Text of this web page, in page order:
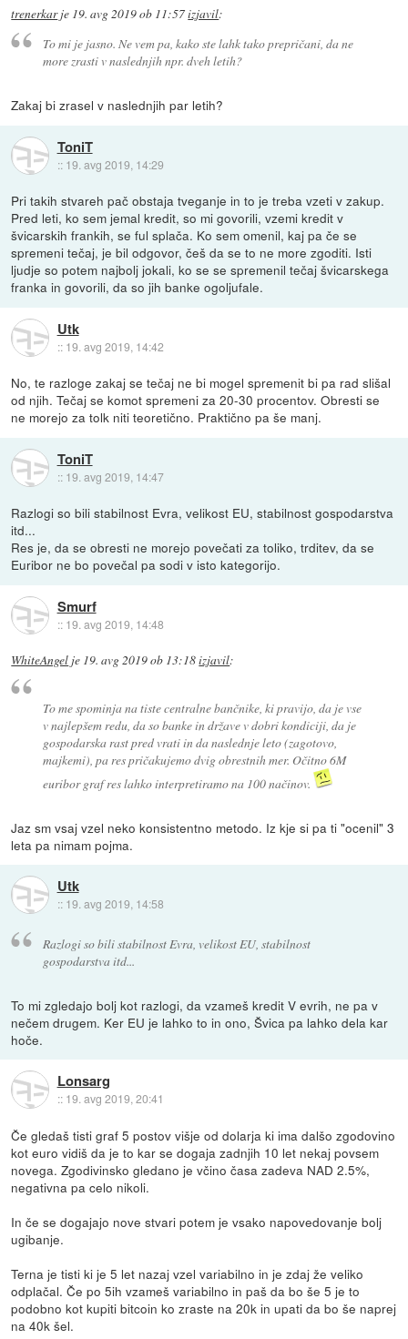
trenerkarje 19. avg 2019 ob 11:57izjavil:
To mi je jasno. Ne vem pa, kako ste lahk tako prepričani, da ne
more zrasti v naslednjih npr. dveh letih?
Zakaj bi zrasel v naslednjih par letih?
ToniT
:: 19. avg 2019, 14:29
Pri takih stvareh pač obstaja tveganje in to je treba vzeti v zakup.
Pred leti, ko sem jemal kredit, so mi govorili, vzemi kredit v
švicarskih frankih, se ful splača. Ko sem omenil, kaj pa če se
spremeni tečaj, je bil odgovor, češ da se to ne more zgoditi. Isti
ljudje so potem najbolj jokali, ko se se spremenil tečaj švicarskega
franka in govorili, da so jih banke ogoljufale.
Utk
:: 19. avg 2019, 14:42
No, te razloge zakaj se tečaj ne bi mogel spremenit bi pa rad slišal
od njih. Tečaj se komot spremeni za 20-30 procentov. Obresti se
ne morejo za tolk niti teoretično. Praktično pa še manj.
ToniT
:: 19. avg 2019, 14:47
Razlogi so bili stabilnost Evra, velikost EU, stabilnost gospodarstva
itd...
Res je, da se obresti ne morejo povečati za toliko, trditev, da se
Euribor ne bo povečal pa sodi v isto kategorijo.
Smurf
:: 19. avg 2019, 14:48
WhiteAngel je 19. avg 2019 ob 13:18izjavil:
To me spominja na tiste centralne bančnike, ki pravijo, da je vse
v najlepšem redu, da so banke in države v dobri kondiciji, da je
gospodarska rast pred vrati in da naslednje leto (zagotovo,
majkemi), pa res pričakujemo dvig obrestnih mer. Očitno 6M
euribor graf res lahko interpretiramo na 100 načinov.
Jaz sm vsaj vzel neko konsistentno metodo. Iz kje si pa ti "ocenil" 3
leta pa nimam pojma.
Utk
:: 19. avg 2019, 14:58
Razlogi so bili stabilnost Evra, velikost EU, stabilnost
gospodarstva itd...
To mi zgledajo bolj kot razlogi, da vzameš kredit V evrih, ne pa v
nečem drugem. Ker EU je lahko to in ono, Švica pa lahko dela kar
hoče.
Lonsarg
:: 19. avg 2019, 20:41
Če gledaš tisti graf 5 postov višje od dolarja ki ima dalšo zgodovino
kot euro vidiš da je to kar se dogaja zadnjih 10 let nekaj povsem
novega. Zgodivinsko gledano je včino časa zadeva NAD 2.5%,
negativna pa celo nikoli.
In če se dogajajo nove stvari potem je vsako napovedovanje bolj
ugibanje.
Terna je tisti ki je 5 let nazaj vzel variabilno in je zdaj že veliko
odplačal. Če po 5ih vzameš variabilno in paš da bo še 5 je to
podobno kot kupiti bitcoin ko zraste na 20k in upati da bo še naprej
na 40k šel.